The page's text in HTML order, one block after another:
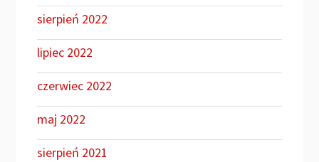
sierpień 2022
lipiec 2022
czerwiec 2022
maj 2022
sierpień 2021